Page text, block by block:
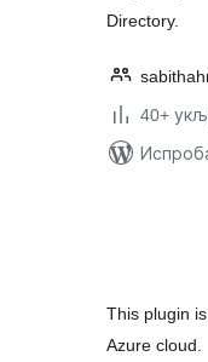
Directory.
40+
This plugin
Azure cloud.